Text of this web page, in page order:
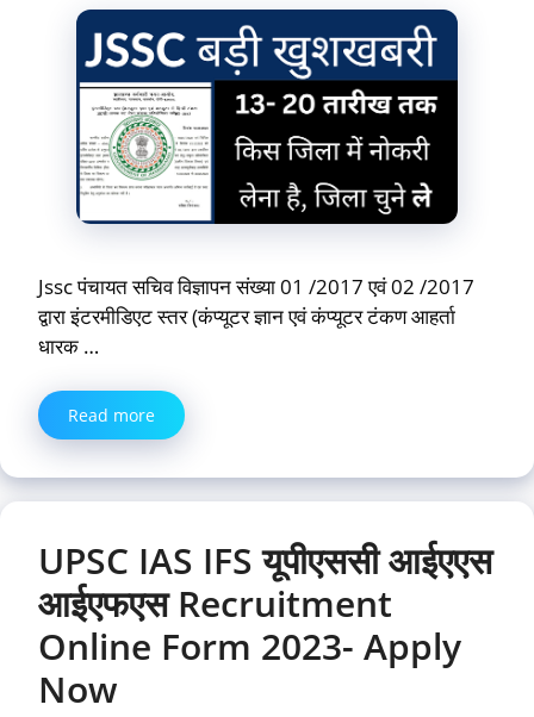
Jssc पंचायत सचिव विज्ञापन संख्या 01 /2017 एवं 02 /2017
द्वारा इंटरमीडिएट स्तर (कंप्यूटर ज्ञान एवं कंप्यूटर टंकण आहर्ता
धारक …
Read more
UPSC IAS IFS यूपीएससी आईएएस
आईएफएस Recruitment
Online Form 2023- Apply
Now